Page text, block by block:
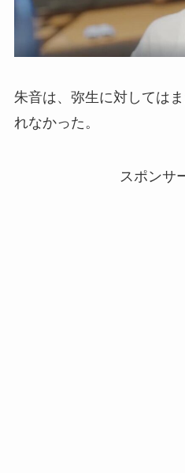
朱音は、弥生に対しては
れなかった。
スポンサ